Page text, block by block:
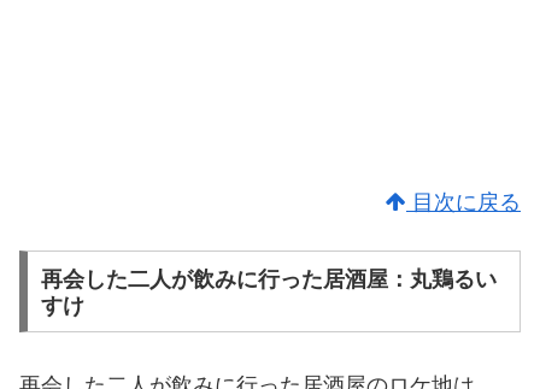
目次に戻る
再会した二人が飲みに行った居酒屋：丸鶏るい
すけ